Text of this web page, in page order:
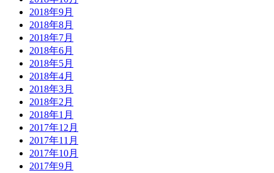
2018年9月
2018年8月
2018年7月
2018年6月
2018年5月
2018年4月
2018年3月
2018年2月
2018年1月
2017年12月
2017年11月
2017年10月
2017年9月